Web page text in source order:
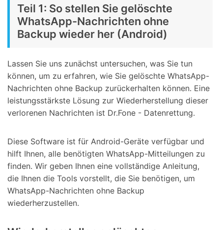
Teil 1: So stellen Sie gelöschte
WhatsApp-Nachrichten ohne
Backup wieder her (Android)
Lassen Sie uns zunächst untersuchen, was Sie tun
können, um zu erfahren, wie Sie gelöschte WhatsApp-
Nachrichten ohne Backup zurückerhalten können. Eine
leistungsstärkste Lösung zur Wiederherstellung dieser
verlorenen Nachrichten ist Dr.Fone - Datenrettung.
Diese Software ist für Android-Geräte verfügbar und
hilft Ihnen, alle benötigten WhatsApp-Mitteilungen zu
finden. Wir geben Ihnen eine vollständige Anleitung,
die Ihnen die Tools vorstellt, die Sie benötigen, um
WhatsApp-Nachrichten ohne Backup
wiederherzustellen.